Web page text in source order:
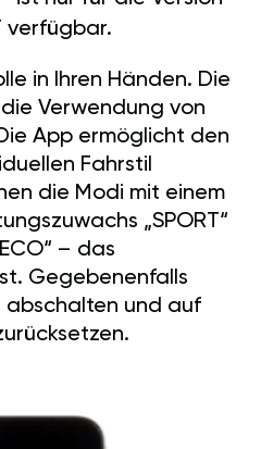
verfügbar.
in Ihren Händen. Die
Verwendung von
App ermöglicht den
Fahrstil
die Modi mit einem
„SPORT“
– das
Gegebenenfalls
abschalten und auf